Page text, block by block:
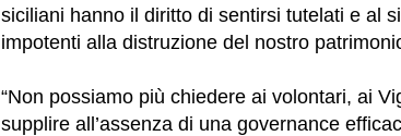
siciliani hanno il diritto di sentirsi tutelati e al
impotenti alla distruzione del nostro
“Non possiamo più chiedere ai volontari, ai
supplire all’assenza di una governance